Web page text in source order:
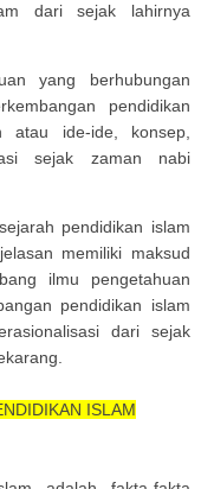
dari sejak lahirnya
yang berhubungan
pendidikan
ide-ide, konsep,
sejak zaman nabi
pendidikan islam
memiliki maksud
ilmu pengetahuan
pendidikan islam
dari sejak
ISLAM